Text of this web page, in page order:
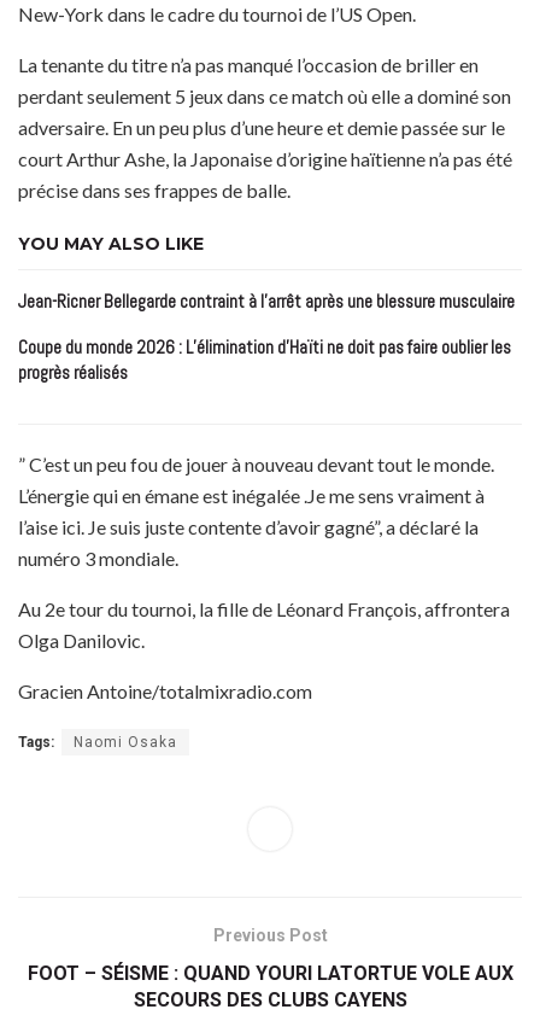
New-York dans le cadre du tournoi de l’US Open.
La tenante du titre n’a pas manqué l’occasion de briller en
perdant seulement 5 jeux dans ce match où elle a dominé son
adversaire. En un peu plus d’une heure et demie passée sur le
court Arthur Ashe, la Japonaise d’origine haïtienne n’a pas été
précise dans ses frappes de balle.
YOU MAY ALSO LIKE
Jean-Ricner Bellegarde contraint à l’arrêt après une blessure musculaire
Coupe du monde 2026 : L’élimination d’Haïti ne doit pas faire oublier les
progrès réalisés
” C’est un peu fou de jouer à nouveau devant tout le monde.
L’énergie qui en émane est inégalée .Je me sens vraiment à
l’aise ici. Je suis juste contente d’avoir gagné”, a déclaré la
numéro 3 mondiale.
Au 2e tour du tournoi, la fille de Léonard François, affrontera
Olga Danilovic.
Gracien Antoine/totalmixradio.com
Tags: Naomi Osaka
Previous Post
FOOT – SÉISME : QUAND YOURI LATORTUE VOLE AUX
SECOURS DES CLUBS CAYENS